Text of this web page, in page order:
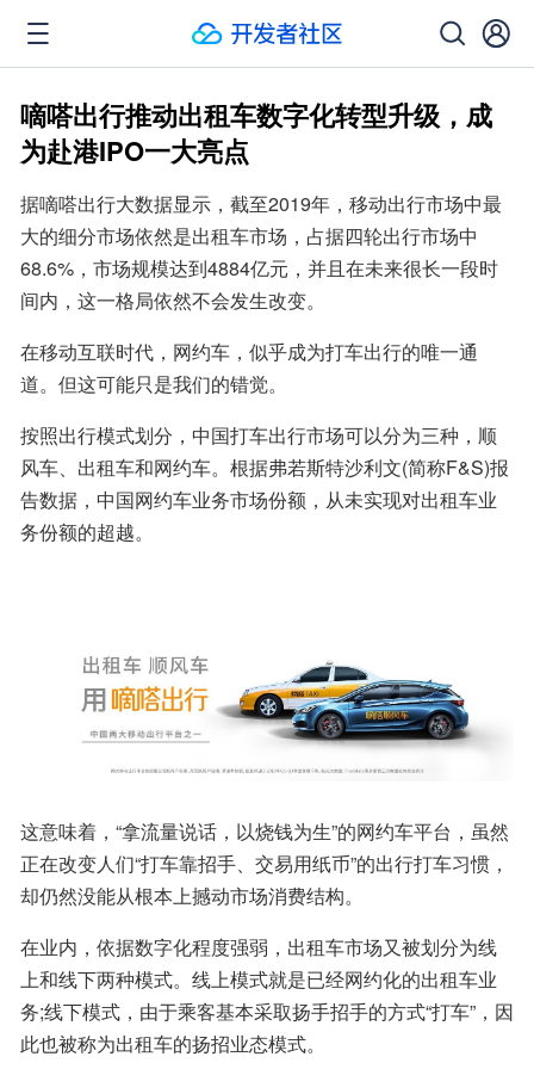
嘀嗒出行推动出租车数字化转型升级，成
为赴港IPO一大亮点
据嘀嗒出行大数据显示，截至2019年，移动出行市场中最
大的细分市场依然是出租车市场，占据四轮出行市场中
68.6%，市场规模达到4884亿元，并且在未来很长一段时
间内，这一格局依然不会发生改变。
在移动互联时代，网约车，似乎成为打车出行的唯一通
道。但这可能只是我们的错觉。
按照出行模式划分，中国打车出行市场可以分为三种，顺
风车、出租车和网约车。根据弗若斯特沙利文(简称F&S)报
告数据，中国网约车业务市场份额，从未实现对出租车业
务份额的超越。
这意味着，“拿流量说话，以烧钱为生”的网约车平台，虽然
正在改变人们“打车靠招手、交易用纸币”的出行打车习惯，
却仍然没能从根本上撼动市场消费结构。
在业内，依据数字化程度强弱，出租车市场又被划分为线
上和线下两种模式。线上模式就是已经网约化的出租车业
务;线下模式，由于乘客基本采取扬手招手的方式“打车”，因
此也被称为出租车的扬招业态模式。